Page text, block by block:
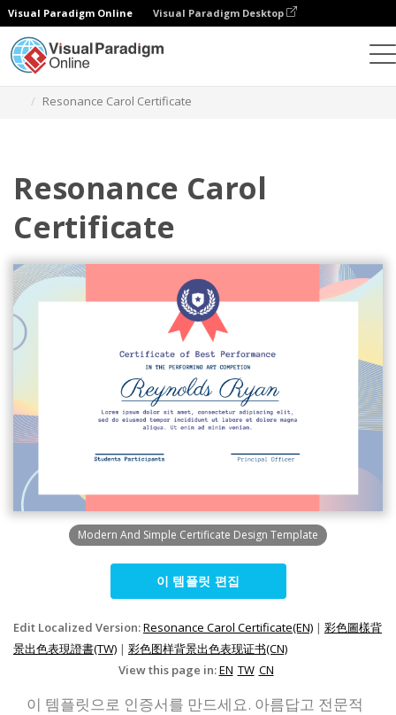
Visual Paradigm Online Visual Paradigm Desktop
Resonance Carol Certificate
Resonance Carol
Certificate
Modern And Simple Certificate Design Template
이 템플릿 편집
Edit Localized Version:Resonance Carol Certificate(EN) | 彩色圖樣背
景出色表現證書(TW) | 彩色图样背景出色表现证书(CN)
View this page in:EN TW CN
이 템플릿으로 인증서를 만드세요. 아름답고 전문적